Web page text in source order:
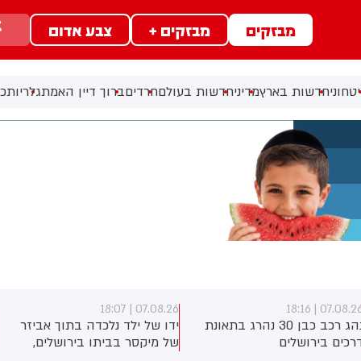
מבזקים מבזקים + צבע אדום
חדשות בארץמדיניחדשות בעולםחרדיםברוך דיין האמתגלריות
07.08.26 |
נהג רכב כבן 30 נהרג בתאונת
בירושלים
07.08.26 | 18:07
ידו של ילד נלכדה בתוך אביזר
של מיקסר בביתו בירושלים,